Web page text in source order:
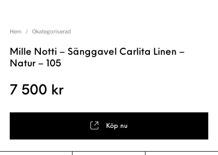
Hem / Okategoriserad
Mille Notti – Sänggavel Carlita Linen –
Natur – 105
7 500 kr
Köp nu